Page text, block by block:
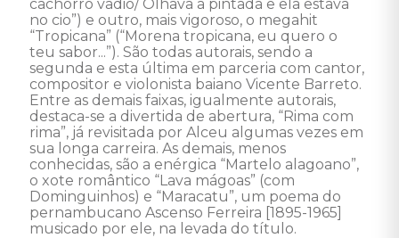
cachorro vadio/ Olhava a pintada e ela estava
no cio”) e outro, mais vigoroso, o megahit
“Tropicana” (“Morena tropicana, eu quero o
teu sabor...”). São todas autorais, sendo a
segunda e esta última em parceria com cantor,
compositor e violonista baiano Vicente Barreto.
Entre as demais faixas, igualmente autorais,
destaca-se a divertida de abertura, “Rima com
rima”, já revisitada por Alceu algumas vezes em
sua longa carreira. As demais, menos
conhecidas, são a enérgica “Martelo alagoano”,
o xote romântico “Lava mágoas” (com
Dominguinhos) e “Maracatu”, um poema do
pernambucano Ascenso Ferreira [1895-1965]
musicado por ele, na levada do título.